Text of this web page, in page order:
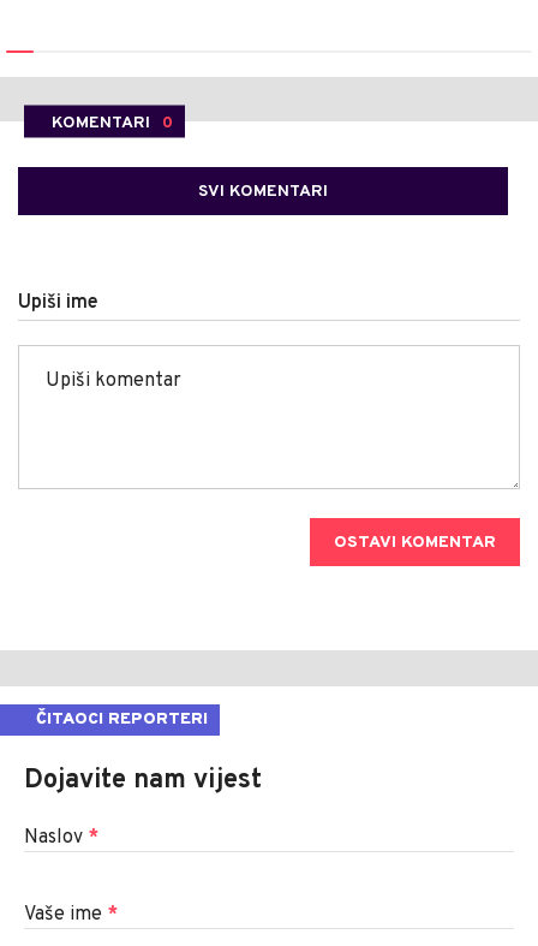
KOMENTARI 0
SVI KOMENTARI
Upiši ime
OSTAVI KOMENTAR
ČITAOCI REPORTERI
Dojavite nam vijest
Naslov *
Vaše ime *